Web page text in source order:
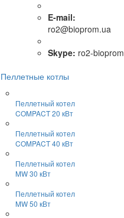
E-mail:
ro2@bioprom.ua
Skype: ro2-bioprom
Пеллетные котлы
Пеллетный котел
COMPACT 20 кВт
Пеллетный котел
COMPACT 40 кВт
Пеллетный котел
MW 30 кВт
Пеллетный котел
MW 50 кВт